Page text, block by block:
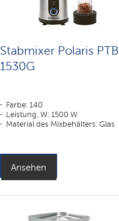
Stabmixer Polaris PTB
1530G
Farbe: 140
Leistung, W: 1500 W
Material des Mixbehälters: Glas
Ansehen